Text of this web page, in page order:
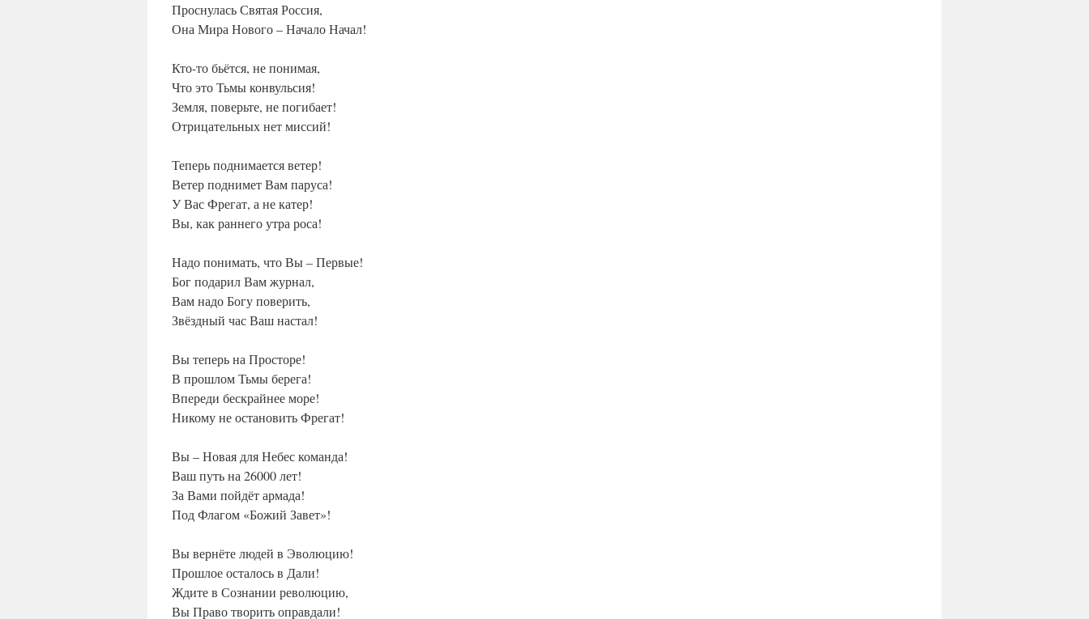
Проснулась Святая Россия,
Она Мира Нового – Начало Начал!
Кто-то бьётся, не понимая,
Что это Тьмы конвульсия!
Земля, поверьте, не погибает!
Отрицательных нет миссий!
Теперь поднимается ветер!
Ветер поднимет Вам паруса!
У Вас Фрегат, а не катер!
Вы, как раннего утра роса!
Надо понимать, что Вы – Первые!
Бог подарил Вам журнал,
Вам надо Богу поверить,
Звёздный час Ваш настал!
Вы теперь на Просторе!
В прошлом Тьмы берега!
Впереди бескрайнее море!
Никому не остановить Фрегат!
Вы – Новая для Небес команда!
Ваш путь на 26000 лет!
За Вами пойдёт армада!
Под Флагом «Божий Завет»!
Вы вернёте людей в Эволюцию!
Прошлое осталось в Дали!
Ждите в Сознании революцию,
Вы Право творить оправдали!